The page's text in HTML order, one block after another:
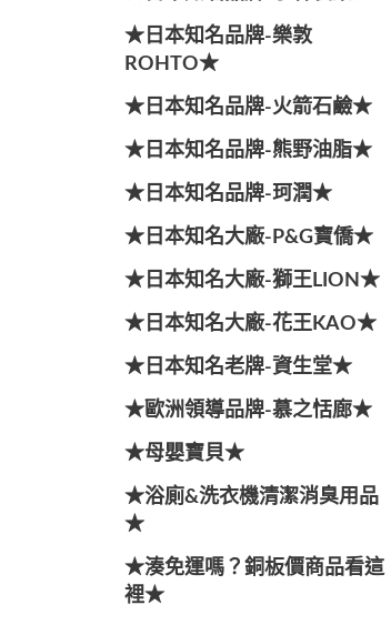
★日本知名品牌-樂敦
ROHTO★
★日本知名品牌-火箭石鹼★
★日本知名品牌-熊野油脂★
★日本知名品牌-珂潤★
★日本知名大廠-P&G寶僑★
★日本知名大廠-獅王LION★
★日本知名大廠-花王KAO★
★日本知名老牌-資生堂★
★歐洲領導品牌-慕之恬廊★
★母嬰寶貝★
★浴廁&洗衣機清潔消臭用品
★
★湊免運嗎？銅板價商品看這
裡★